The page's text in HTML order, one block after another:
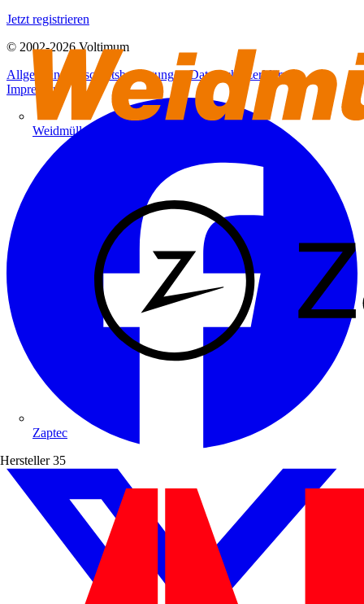
Weidmüller
Zaptec
Hersteller 35
Jetzt registrieren
© 2002-2026Voltimum
Allgemeine GeschäftsbedingungenDatenschutzerklärung
Impressum